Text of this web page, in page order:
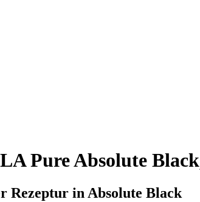
Pure Absolute
in Absolute Black